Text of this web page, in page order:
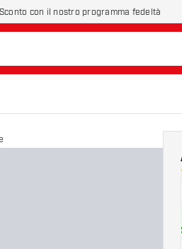
Sconto con il nostro programma fedeltà